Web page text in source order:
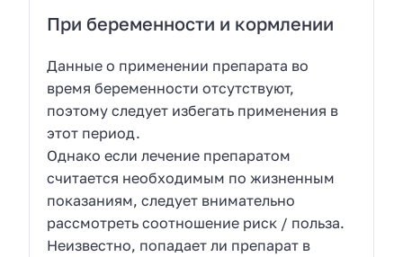
При беременности и кормлении
Данные о применении препарата во
время беременности отсутствуют,
поэтому следует избегать применения в
этот период.
Однако если лечение препаратом
считается необходимым по жизненным
показаниям, следует внимательно
рассмотреть соотношение риск / польза.
Неизвестно, попадает ли препарат в